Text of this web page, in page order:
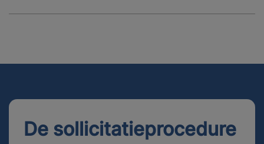
De sollicitatieprocedure